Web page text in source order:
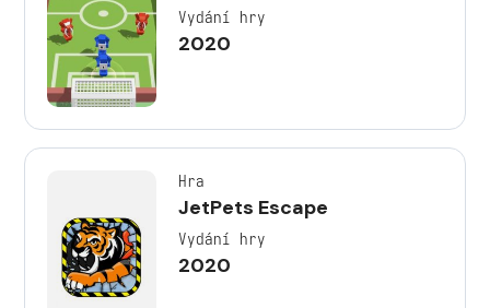
Vydání hry
2020
Hra
JetPets Escape
Vydání hry
2020